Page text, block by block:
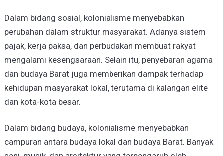
Dalam bidang sosial, kolonialisme menyebabkan
perubahan dalam struktur masyarakat. Adanya sistem
pajak, kerja paksa, dan perbudakan membuat rakyat
mengalami kesengsaraan. Selain itu, penyebaran agama
dan budaya Barat juga memberikan dampak terhadap
kehidupan masyarakat lokal, terutama di kalangan elite
dan kota-kota besar.
Dalam bidang budaya, kolonialisme menyebabkan
campuran antara budaya lokal dan budaya Barat. Banyak